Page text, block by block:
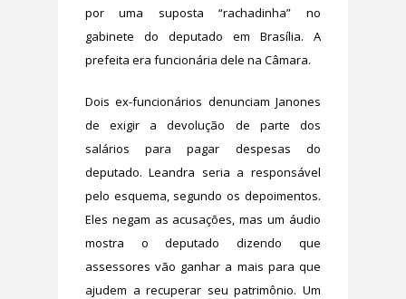
por uma suposta “rachadinha” no
gabinete do deputado em Brasília. A
prefeita era funcionária dele na Câmara.
Dois ex-funcionários denunciam Janones
de exigir a devolução de parte dos
salários para pagar despesas do
deputado. Leandra seria a responsável
pelo esquema, segundo os depoimentos.
Eles negam as acusações, mas um áudio
mostra o deputado dizendo que
assessores vão ganhar a mais para que
ajudem a recuperar seu patrimônio. Um